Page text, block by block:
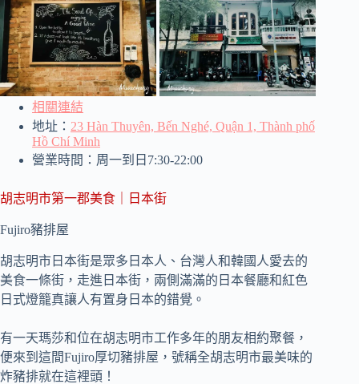
相關連結
地址： 23 Hàn Thuyên, Bến Nghé, Quận 1, Thành phố
Hồ Chí Minh
營業時間：周一到日7:30-22:00
胡志明市第一郡美食｜日本街
Fujiro豬排屋
胡志明市日本街是眾多日本人、台灣人和韓國人愛去的
美食一條街，走進日本街，兩側滿滿的日本餐廳和紅色
日式燈籠真讓人有置身日本的錯覺。
有一天瑪莎和位在胡志明市工作多年的朋友相約聚餐，
便來到這間Fujiro厚切豬排屋，號稱全胡志明市最美味的
炸豬排就在這裡頭！